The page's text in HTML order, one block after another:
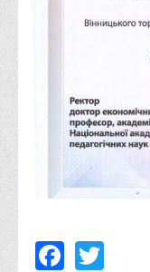
Положення
Положення
Положення
стипендій"
Порядок
Положення
Перелік